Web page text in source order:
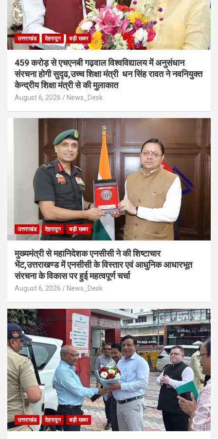
उत्तराखंड देहरादून बड़ी खबर
459 करोड़ से एचएनबी गढ़वाल विश्वविद्यालय में अनुसंधान
संरचना होगी सुदृढ,उच्च शिक्षा मंत्री धन सिंह रावत ने नवनियुक्त
केन्द्रीय शिक्षा मंत्री से की मुलाकात
August 6, 2026 News_Desk
उत्तराखंड देहरादून बड़ी खबर
मुख्यमंत्री से महानिदेशक एनसीसी ने की शिष्टाचार
भेंट,उत्तराखण्ड में एनसीसी के विस्तार एवं आधुनिक आधारभूत
संरचना के विकास पर हुई महत्वपूर्ण चर्चा
August 6, 2026 News_Desk
उत्तराखंड देहरादून बड़ी खबर